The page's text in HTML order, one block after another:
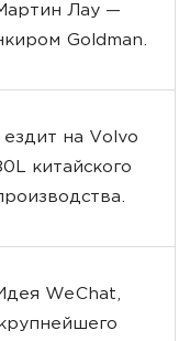
Лау —
Goldman.
на Volvo
китайского
WeChat,